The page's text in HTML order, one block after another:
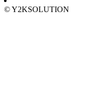
© Y2KSOLUTION